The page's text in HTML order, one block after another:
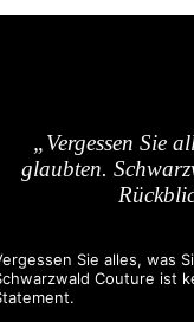
„Vergessen Sie
glaubten.
Sie alles, was
Couture ist